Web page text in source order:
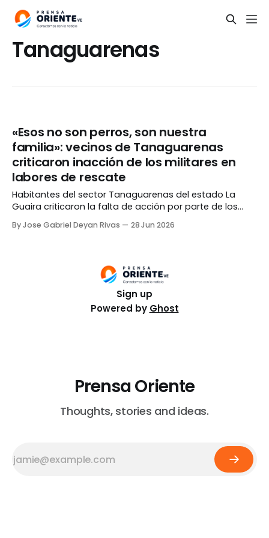
Tanaguarenas
«Esos no son perros, son nuestra
familia»: vecinos de Tanaguarenas
criticaron inacción de los militares en
labores de rescate
Habitantes del sector Tanaguarenas del estado La
Guaira criticaron la falta de acción por parte de los
personas atrapadas bajo los edificios derrumbados
By Jose Gabriel Deyan Rivas 28 Jun 2026
Sign up
Powered by Ghost
Prensa Oriente
Thoughts, stories and ideas.